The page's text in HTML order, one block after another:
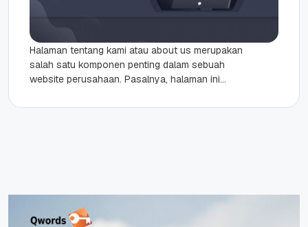
Halaman tentang kami atau about us merupakan
salah satu komponen penting dalam sebuah
website perusahaan. Pasalnya, halaman ini
bisnis...